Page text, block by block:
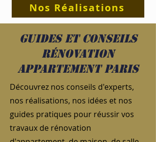
Nos Réalisations
Guides et conseils
rénovation
appartement Paris
Découvrez nos conseils d'experts,
nos réalisations, nos idées et nos
guides pratiques pour réussir vos
travaux de rénovation